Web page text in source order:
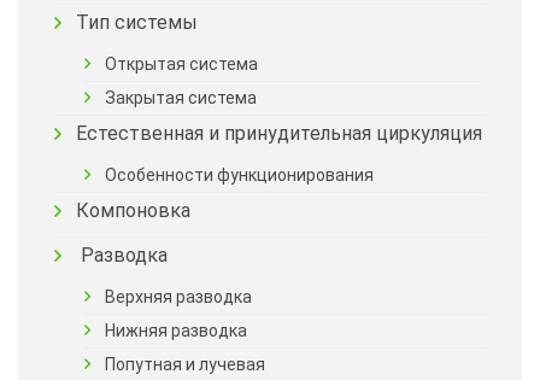
Тип системы
Открытая система
Закрытая система
Естественная и принудительная циркуляция
Особенности функционирования
Компоновка
Разводка
Верхняя разводка
Нижняя разводка
Попутная и лучевая